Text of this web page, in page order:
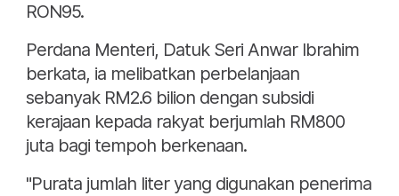
RON95.
Perdana Menteri, Datuk Seri Anwar Ibrahim
berkata, ia melibatkan perbelanjaan
sebanyak RM2.6 bilion dengan subsidi
kerajaan kepada rakyat berjumlah RM800
juta bagi tempoh berkenaan.
"Purata jumlah liter yang digunakan penerima